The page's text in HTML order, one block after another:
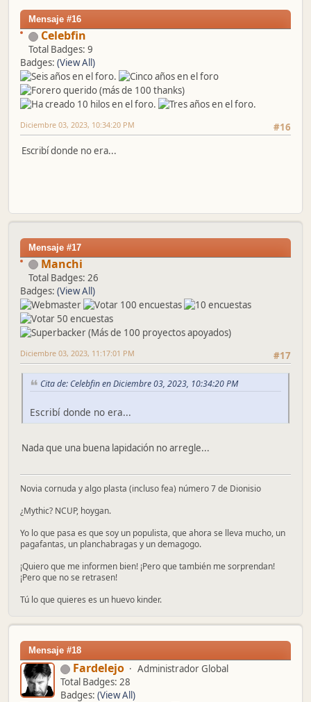
Mensaje #16
Celebfin
Total Badges: 9
Badges: (View All)
#16
Diciembre 03, 2023, 10:34:20 PM
Escribí donde no era...
Mensaje #17
Manchi
Total Badges: 26
Badges: (View All)
#17
Diciembre 03, 2023, 11:17:01 PM
Cita de: Celebfin en Diciembre 03, 2023, 10:34:20 PM
Escribí donde no era...
Nada que una buena lapidación no arregle...
Novia cornuda y algo plasta (incluso fea) número 7 de Dionisio
¿Mythic? NCUP, hoygan.
Yo lo que pasa es que soy un populista, que ahora se lleva mucho, un
pagafantas, un planchabragas y un demagogo.
¡Quiero que me informen bien! ¡Pero que también me sorprendan!
¡Pero que no se retrasen!
Tú lo que quieres es un huevo kinder.
Mensaje #18
Fardelejo
Administrador Global
Total Badges: 28
Badges: (View All)